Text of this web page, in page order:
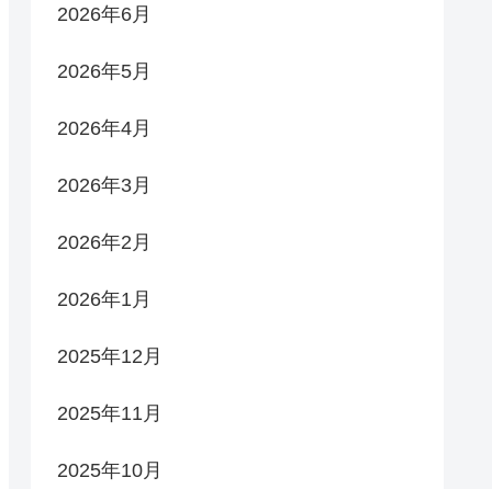
2026年6月
2026年5月
2026年4月
2026年3月
2026年2月
2026年1月
2025年12月
2025年11月
2025年10月